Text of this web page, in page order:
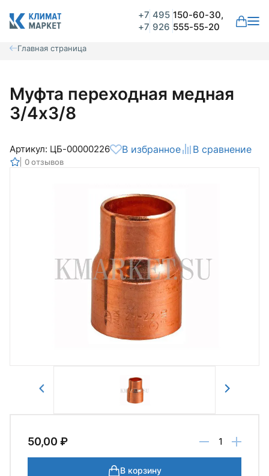
+7 495 150-60-30,
+7 926 555-55-20
Главная страница
Муфта переходная медная
3/4х3/8
Артикул: ЦБ-00000226 В избранное В сравнение
0 отзывов
50,00 ₽
В корзину
Комментарий
покупки на нашем сайте и ваш аккаунт
был создан автоматически.
Для оформления заказа необходимо
войти в личный кабинет.
Авторизоваться